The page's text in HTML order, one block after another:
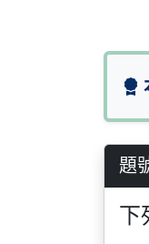
題
下